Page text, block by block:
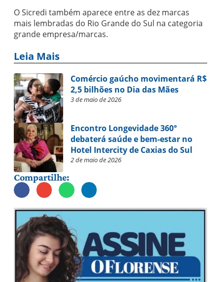
O Sicredi também aparece entre as dez marcas
mais lembradas do Rio Grande do Sul na categoria
grande empresa/marcas.
Leia Mais
Comércio gaúcho movimentará R$
2,5 bilhões no Dia das Mães
3 de maio de 2026
Encontro Longevidade 360°
debaterá saúde e bem-estar no
Hotel Intercity de Caxias do Sul
2 de maio de 2026
Compartilhe: